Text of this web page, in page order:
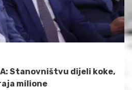
Stanovništvu dijeli koke,
milione